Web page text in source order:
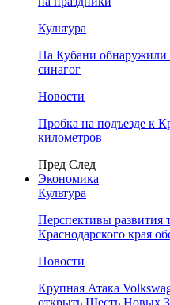
Культура
На Кубани обнаружили
синагог
Новости
Пробка на подъезде к
километров
Пред След
Экономика
Культура
Перспективы развития
Краснодарского края
Новости
Крупная Атака
открыть Шесть Новых